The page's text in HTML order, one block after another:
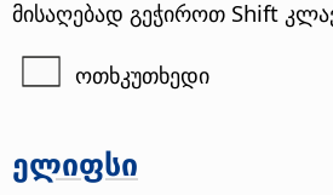
მისაღებად გეჭიროთ Shift
ოთხკუთხედი
ელიფსი